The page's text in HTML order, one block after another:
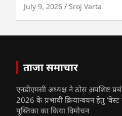
July 9, 2026 Sroj Varta
ताजा समाचार
एनडीएमसी अध्यक्ष ने ठोस अपशिष्ट
2026 के प्रभावी क्रियान्वयन हेतु ‘वेस्ट
पुस्तिका का किया विमोचन